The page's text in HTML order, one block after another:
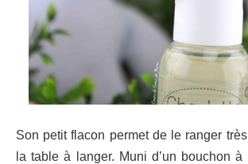
Son petit flacon permet de le ranger
la table à langer. Muni d’un bouchon à